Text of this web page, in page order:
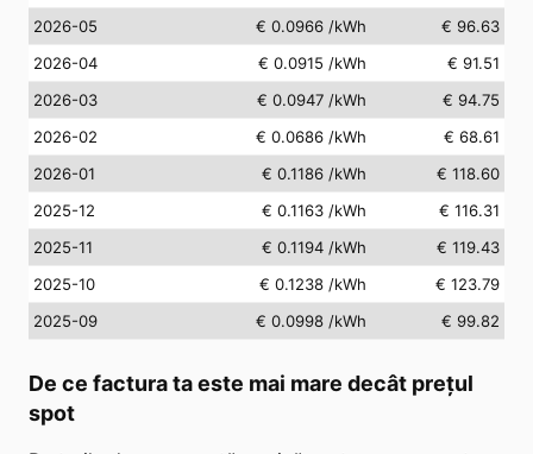
2026-05
€ 0.0966 /kWh
€ 96.63
2026-04
€ 0.0915 /kWh
€ 91.51
2026-03
€ 0.0947 /kWh
€ 94.75
2026-02
€ 0.0686 /kWh
€ 68.61
2026-01
€ 0.1186 /kWh
€ 118.60
2025-12
€ 0.1163 /kWh
€ 116.31
2025-11
€ 0.1194 /kWh
€ 119.43
2025-10
€ 0.1238 /kWh
€ 123.79
2025-09
€ 0.0998 /kWh € 99.82
De ce factura ta este mai mare decât prețul
spot